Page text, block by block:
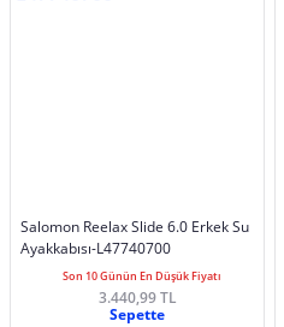
Salomon Reelax Slide 6.0 Erkek Su
Ayakkabısı-L47740700
Son 10 Günün En Düşük Fiyatı
3.440,99 TL
Sepette